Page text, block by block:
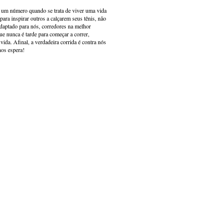
número quando se trata de viver uma vida
inspirar outros a calçarem seus tênis, não
para nós, corredores na melhor
nunca é tarde para começar a correr,
Afinal, a verdadeira corrida é contra nós
espera!